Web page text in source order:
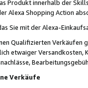
Produkt innerhalb der
Alexa Shopping Action
Sie mit der Alexa-
Qualifizierten Verkäufen
etwaiger Versandkosten,
Verkäufe